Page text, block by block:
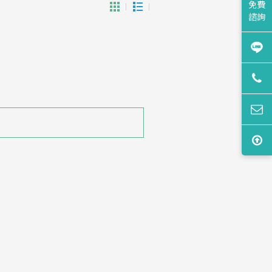
免費
諮詢